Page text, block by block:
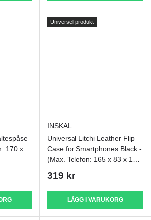
170 x
Universell produkt
INSKAL
Universal Litchi Leather Flip
Case for Smartphones Black -
(Max. Telefon: 165 x 83 x 18
319 kr
LÄGG I VARUKORG